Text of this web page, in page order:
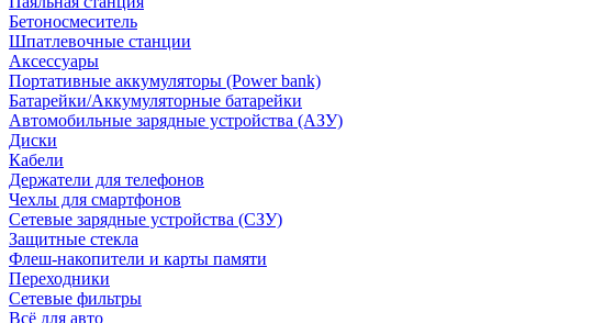
Бетоносмеситель
Шпатлевочные станции
Аксессуары
Портативные аккумуляторы (Power bank)
Батарейки/Аккумуляторные батарейки
Автомобильные зарядные устройства (АЗУ)
Диски
Кабели
Держатели для телефонов
Чехлы для смартфонов
Сетевые зарядные устройства (СЗУ)
Защитные стекла
Флеш-накопители и карты памяти
Переходники
Сетевые фильтры
Всё для авто